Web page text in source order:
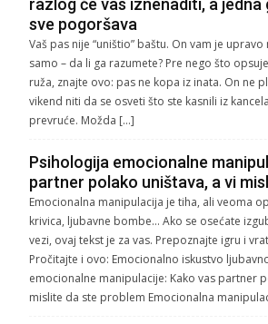
razlog će vas iznenaditi, a jedna
sve pogoršava
Vaš pas nije “uništio” baštu. On vam je
samo – da li ga razumete? Pre nego što
ruža, znajte ovo: pas ne kopa iz inata. On ne
vikend niti da se osveti što ste kasnili iz
prevruće. Možda […]
Psihologija emocionalne
partner polako uništava, a vi
Emocionalna manipulacija je tiha, ali veoma
krivica, ljubavne bombe… Ako se osećate
vezi, ovaj tekst je za vas. Prepoznajte igru i
Pročitajte i ovo: Emocionalno iskustvo
emocionalne manipulacije: Kako vas partner
mislite da ste problem Emocionalna